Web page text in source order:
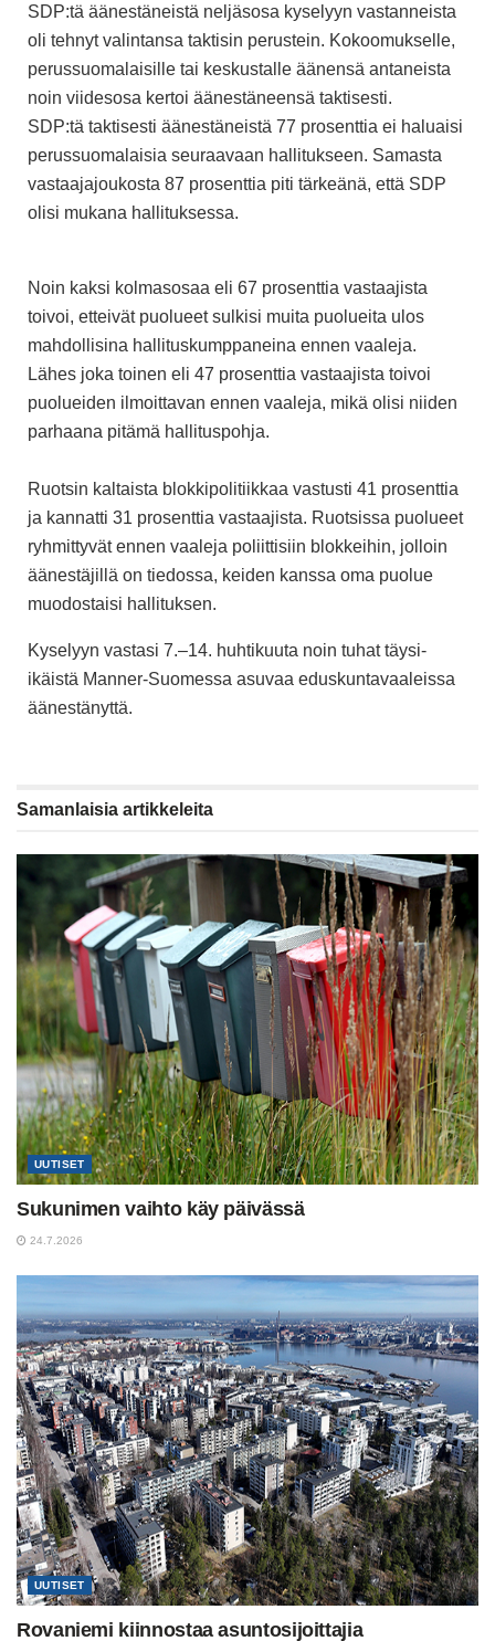
SDP:tä äänestäneistä neljäsosa kyselyyn vastanneista
oli tehnyt valintansa taktisin perustein. Kokoomukselle,
perussuomalaisille tai keskustalle äänensä antaneista
noin viidesosa kertoi äänestäneensä taktisesti.
SDP:tä taktisesti äänestäneistä 77 prosenttia ei haluaisi
perussuomalaisia seuraavaan hallitukseen. Samasta
vastaajajoukosta 87 prosenttia piti tärkeänä, että SDP
olisi mukana hallituksessa.
Noin kaksi kolmasosaa eli 67 prosenttia vastaajista
toivoi, etteivät puolueet sulkisi muita puolueita ulos
mahdollisina hallituskumppaneina ennen vaaleja.
Lähes joka toinen eli 47 prosenttia vastaajista toivoi
puolueiden ilmoittavan ennen vaaleja, mikä olisi niiden
parhaana pitämä hallituspohja.
Ruotsin kaltaista blokkipolitiikkaa vastusti 41 prosenttia
ja kannatti 31 prosenttia vastaajista. Ruotsissa puolueet
ryhmittyvät ennen vaaleja poliittisiin blokkeihin, jolloin
äänestäjillä on tiedossa, keiden kanssa oma puolue
muodostaisi hallituksen.
Kyselyyn vastasi 7.–14. huhtikuuta noin tuhat täysi-
ikäistä Manner-Suomessa asuvaa eduskuntavaaleissa
äänestänyttä.
Samanlaisia artikkeleita
UUTISET
Sukunimen vaihto käy päivässä
24.7.2026
UUTISET
Rovaniemi kiinnostaa asuntosijoittajia